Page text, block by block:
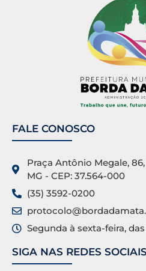
FALE CONOSCO
Praça Antônio Megale,
MG - CEP: 37.564-000
(35) 3592-0200
Segunda à sexta-feira,
SIGA NAS REDES SOCIAIS